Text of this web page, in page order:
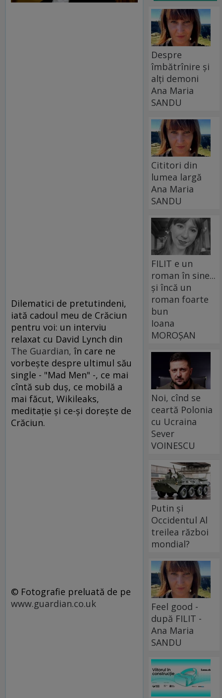
Dilematici de pretutindeni,
iată cadoul meu de Crăciun
pentru voi: un interviu
relaxat cu David Lynch din
The Guardian, în care ne
vorbeşte despre ultimul său
single - "Mad Men" -, ce mai
cîntă sub duş, ce mobilă a
mai făcut, Wikileaks,
meditaţie şi ce-şi doreşte de
Crăciun.
© Fotografie preluată de pe
www.guardian.co.uk
Despre
îmbătrînire și
alți demoni
Ana Maria
SANDU
Cititori din
lumea largă
Ana Maria
SANDU
FILIT e un
roman în sine...
și încă un
roman foarte
bun
Ioana
MOROȘAN
Noi, cînd se
ceartă Polonia
cu Ucraina
Sever
VOINESCU
Putin și
Occidentul Al
treilea război
mondial?
Feel good -
după FILIT -
Ana Maria
SANDU